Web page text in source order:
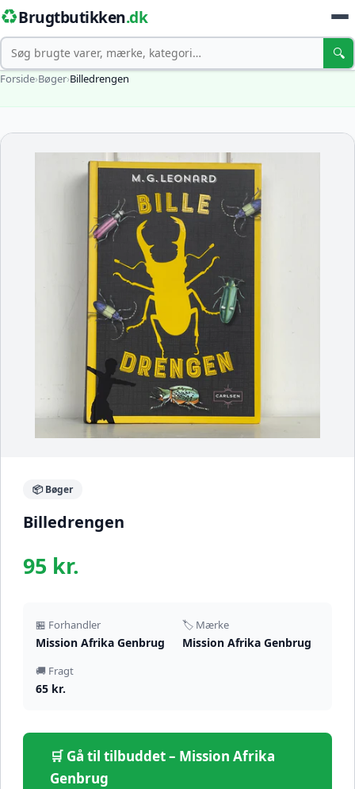
♻️Brugtbutikken.dk
Søg 🔍
Forside›Bøger›Billedrengen
📦 Bøger
Billedrengen
95 kr.
🏪 Forhandler
Mission Afrika Genbrug
🏷️ Mærke
Mission Afrika Genbrug
🚚 Fragt
65 kr.
🛒 Gå til tilbuddet – Mission Afrika
Genbrug